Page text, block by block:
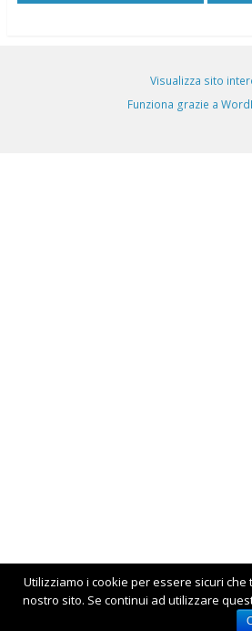
Visualizza sito
Funziona grazie a
Utilizziamo i cookie per essere sicuri
nostro sito. Se continui ad utilizzare